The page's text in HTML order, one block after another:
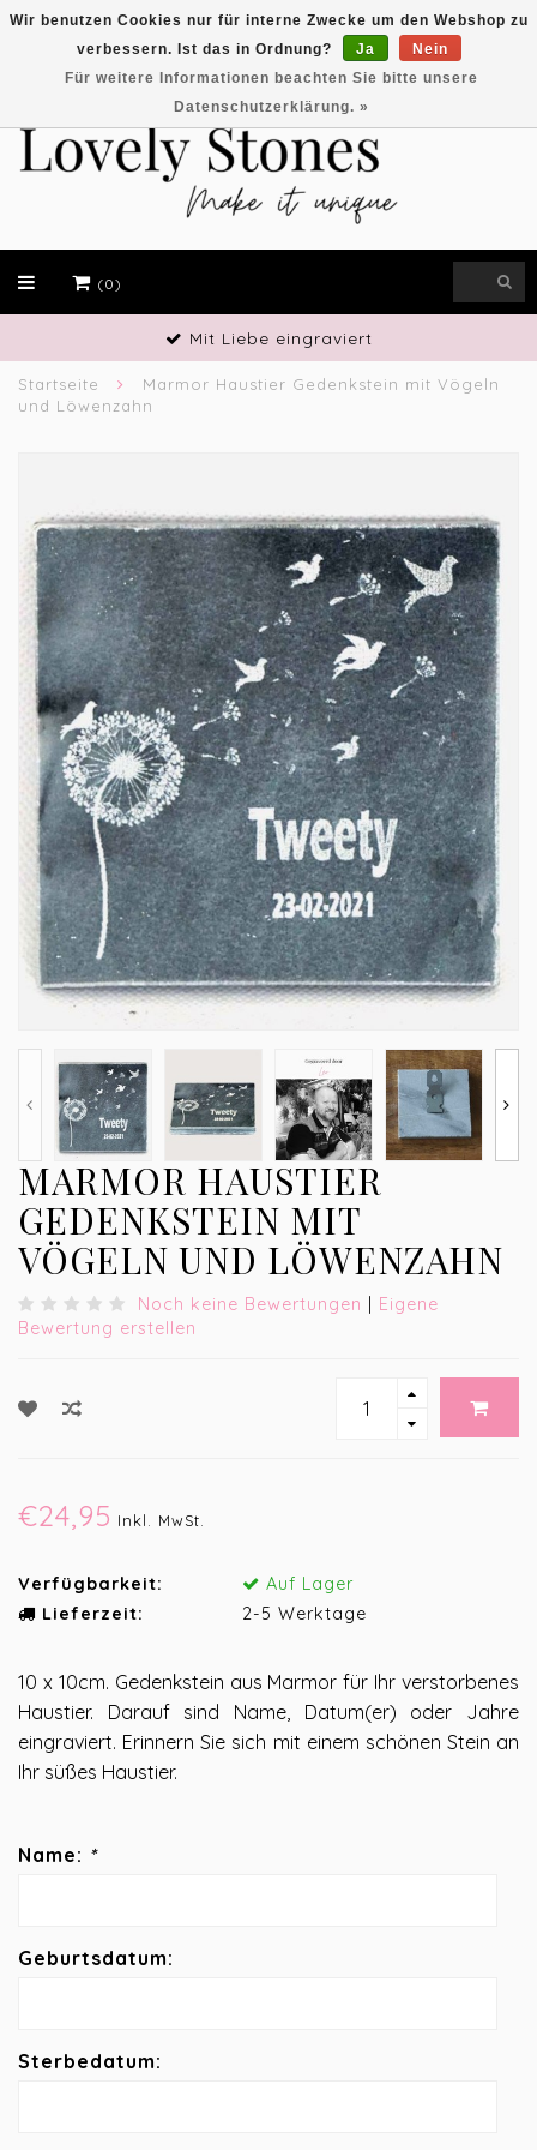
EUR
(0)
Mit Liebe eingraviert
Startseite
Marmor Haustier Gedenkstein mit Vögeln
und Löwenzahn
MARMOR HAUSTIER
GEDENKSTEIN MIT
VÖGELN UND LÖWENZAHN
Noch keine Bewertungen | Eigene
Bewertung erstellen
€24,95 Inkl. MwSt.
Verfügbarkeit:
Auf Lager
Lieferzeit:
2-5 Werktage
10 x 10cm. Gedenkstein aus Marmor für Ihr verstorbenes
Haustier. Darauf sind Name, Datum(er) oder Jahre
eingraviert. Erinnern Sie sich mit einem schönen Stein an
Ihr süßes Haustier.
Name: *
Geburtsdatum:
Sterbedatum:
Wir benutzen Cookies nur für interne Zwecke um den Webshop zu
verbessern. Ist das in Ordnung?
Ja
Nein
Für weitere Informationen beachten Sie bitte unsere
Datenschutzerklärung. »